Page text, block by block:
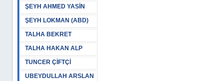
ŞEYH AHMED YASİN
ŞEYH LOKMAN (ABD)
TALHA BEKRET
TALHA HAKAN ALP
TUNCER ÇİFTÇİ
UBEYDULLAH ARSLAN